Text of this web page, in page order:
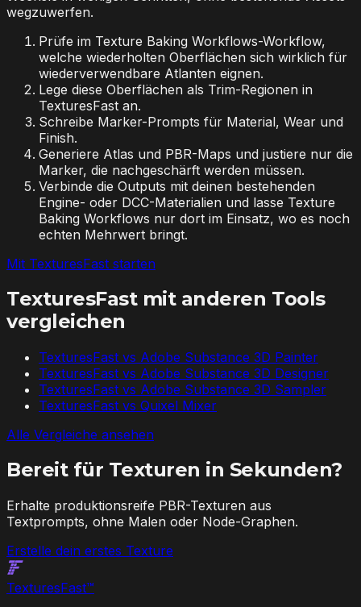
wegzuwerfen.
Prüfe im Texture Baking Workflows-Workflow,
welche wiederholten Oberflächen sich wirklich für
wiederverwendbare Atlanten eignen.
Lege diese Oberflächen als Trim-Regionen in
TexturesFast an.
Schreibe Marker-Prompts für Material, Wear und
Finish.
Generiere Atlas und PBR-Maps und justiere nur die
Marker, die nachgeschärft werden müssen.
Verbinde die Outputs mit deinen bestehenden
Engine- oder DCC-Materialien und lasse Texture
Baking Workflows nur dort im Einsatz, wo es noch
echten Mehrwert bringt.
Mit TexturesFast starten
TexturesFast mit anderen Tools
vergleichen
TexturesFast vs Adobe Substance 3D Painter
TexturesFast vs Adobe Substance 3D Designer
TexturesFast vs Adobe Substance 3D Sampler
TexturesFast vs Quixel Mixer
Alle Vergleiche ansehen
Bereit für Texturen in Sekunden?
Erhalte produktionsreife PBR-Texturen aus
Textprompts, ohne Malen oder Node-Graphen.
Erstelle dein erstes Texture
TexturesFast™